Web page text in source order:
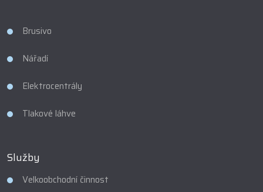
Brusivo
Nářadí
Elektrocentrály
Tlakové láhve
Služby
Velkoobchodní činnost